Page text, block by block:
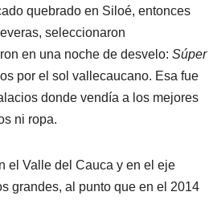
quebrado en Siloé, entonces
seleccionaron
en una noche de desvelo: Súper
por el sol vallecaucano. Esa fue
donde vendía a los mejores
ni ropa.
el Valle del Cauca y en el eje
grandes, al punto que en el 2014